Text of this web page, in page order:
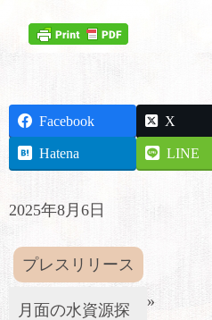
Facebook X
Hatena
LINE
2025年8月6日
プレスリリース
月面の水資源探
»